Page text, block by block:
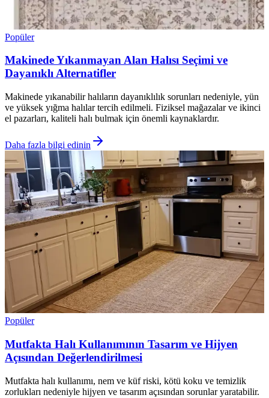
Popüler
Makinede Yıkanmayan Alan Halısı Seçimi ve
Dayanıklı Alternatifler
Makinede yıkanabilir halıların dayanıklılık sorunları nedeniyle, yün
ve yüksek yığma halılar tercih edilmeli. Fiziksel mağazalar ve ikinci
el pazarları, kaliteli halı bulmak için önemli kaynaklardır.
Daha fazla bilgi edinin
Popüler
Mutfakta Halı Kullanımının Tasarım ve Hijyen
Açısından Değerlendirilmesi
Mutfakta halı kullanımı, nem ve küf riski, kötü koku ve temizlik
zorlukları nedeniyle hijyen ve tasarım açısından sorunlar yaratabilir.